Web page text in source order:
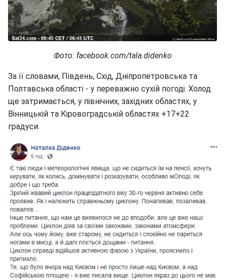
Фото: facebook.com/tala.didenko
За її словами, Південь, Схід, Дніпропетровська та
Полтавська області - у переважно сухій погоді. Холод
ще затримається, у північних, західних областях, у
Вінницькій та Кіровоградській областях +17+22
градуси.